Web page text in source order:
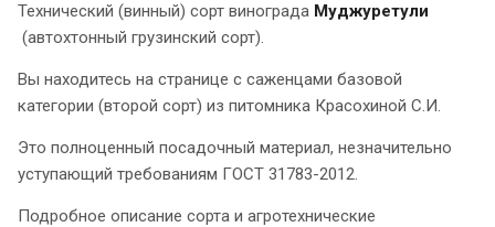
Технический (винный) сорт винограда Муджуретули
(автохтонный грузинский сорт).
Вы находитесь на странице с саженцами базовой
категории (второй сорт) из питомника Красохиной С.И.
Это полноценный посадочный материал, незначительно
уступающий требованиям ГОСТ 31783-2012.
Подробное описание сорта и агротехнические